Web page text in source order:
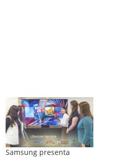
Samsung presenta